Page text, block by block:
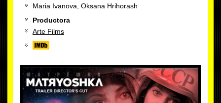
Maria Ivanova, Oksana Hrihorash
Productora
Arte Films